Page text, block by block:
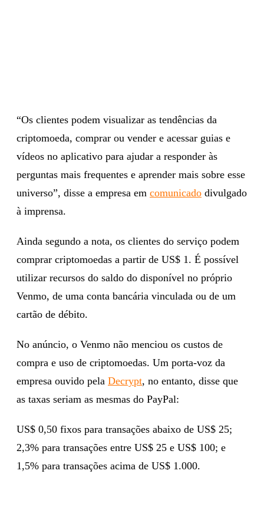
“Os clientes podem visualizar as tendências da
criptomoeda, comprar ou vender e acessar guias e
vídeos no aplicativo para ajudar a responder às
perguntas mais frequentes e aprender mais sobre esse
universo”, disse a empresa em comunicado divulgado
à imprensa.
Ainda segundo a nota, os clientes do serviço podem
comprar criptomoedas a partir de US$ 1. É possível
utilizar recursos do saldo do disponível no próprio
Venmo, de uma conta bancária vinculada ou de um
cartão de débito.
No anúncio, o Venmo não menciou os custos de
compra e uso de criptomoedas. Um porta-voz da
empresa ouvido pela Decrypt, no entanto, disse que
as taxas seriam as mesmas do PayPal:
US$ 0,50 fixos para transações abaixo de US$ 25;
2,3% para transações entre US$ 25 e US$ 100; e
1,5% para transações acima de US$ 1.000.